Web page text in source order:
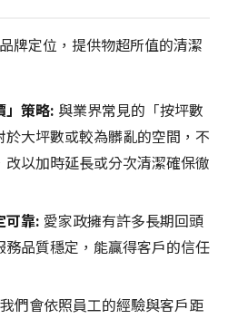
牌定位，提供物超所值的清潔
」策略: 與業界常見的「按坪數
大坪數或較為髒亂的空間，不
以加時延長或分次清潔確保徹
可靠: 愛家政擁有許多長期回頭
品質穩定，能贏得客戶的信任
我們會依照員工的經驗與客戶距